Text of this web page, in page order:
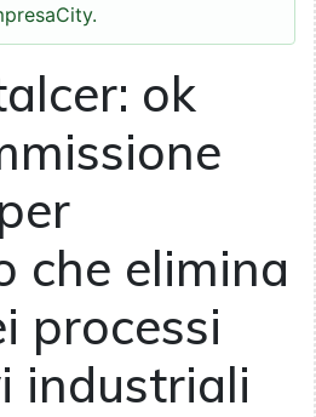
ok
che elimina
processi
industriali